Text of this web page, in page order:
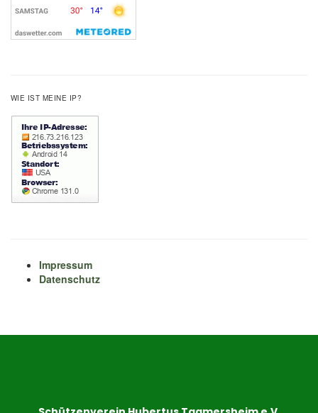
WIE IST MEINE IP?
Impressum
Datenschutz